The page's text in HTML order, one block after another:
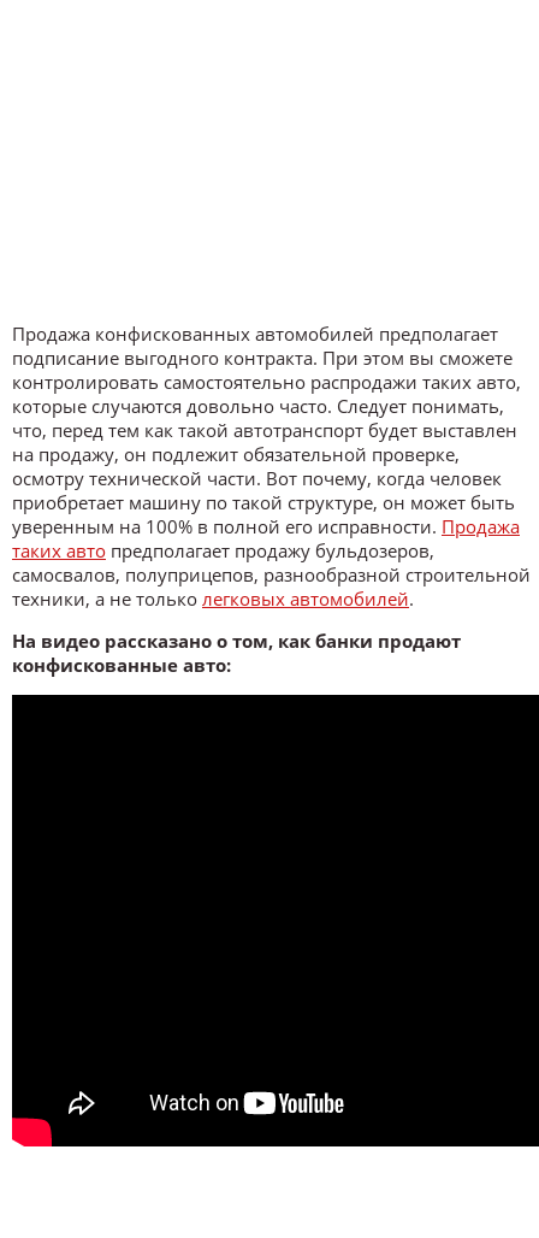
Продажа конфискованных автомобилей предполагает
подписание выгодного контракта. При этом вы сможете
контролировать самостоятельно распродажи таких авто,
которые случаются довольно часто. Следует понимать,
что, перед тем как такой автотранспорт будет выставлен
на продажу, он подлежит обязательной проверке,
осмотру технической части. Вот почему, когда человек
приобретает машину по такой структуре, он может быть
уверенным на 100% в полной его исправности. Продажа
таких авто предполагает продажу бульдозеров,
самосвалов, полуприцепов, разнообразной строительной
техники, а не только легковых автомобилей.
На видео рассказано о том, как банки продают
конфискованные авто: